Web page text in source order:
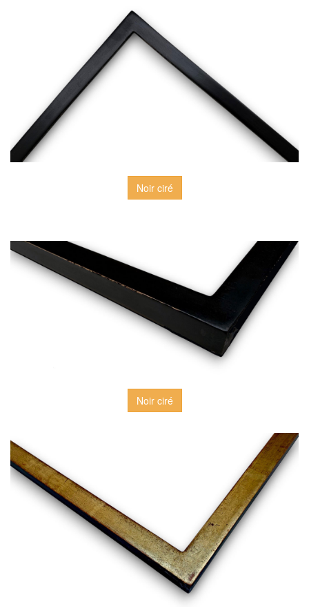
Noir ciré
Noir ciré